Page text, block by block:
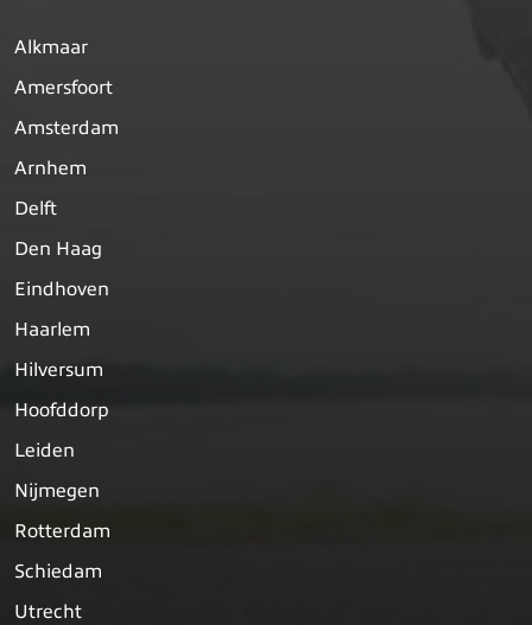
Alkmaar
Amersfoort
Amsterdam
Arnhem
Delft
Den Haag
Eindhoven
Haarlem
Hilversum
Hoofddorp
Leiden
Nijmegen
Rotterdam
Schiedam
Utrecht